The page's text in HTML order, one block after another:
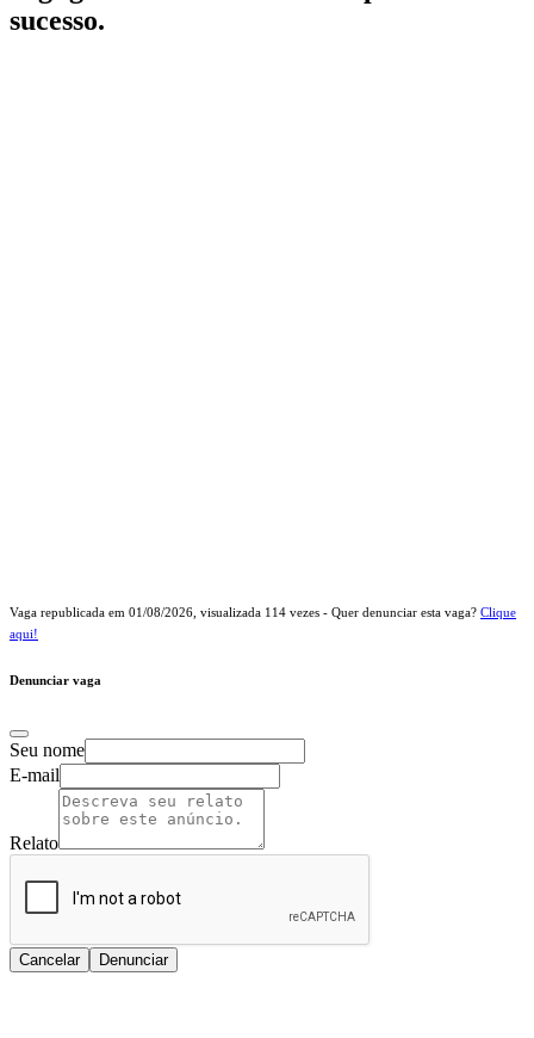
sucesso.
Vaga republicada em 01/08/2026 , visualizada 114 vezes - Quer denunciar esta vaga? Clique
aqui!
Denunciar vaga
Seu nome
E-mail
Relato
Cancelar Denunciar